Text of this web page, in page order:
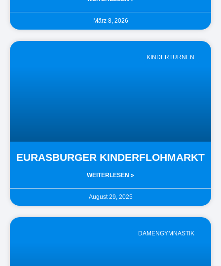
März 8, 2026
KINDERTURNEN
EURASBURGER KINDERFLOHMARKT
WEITERLESEN »
August 29, 2025
DAMENGYMNASTIK